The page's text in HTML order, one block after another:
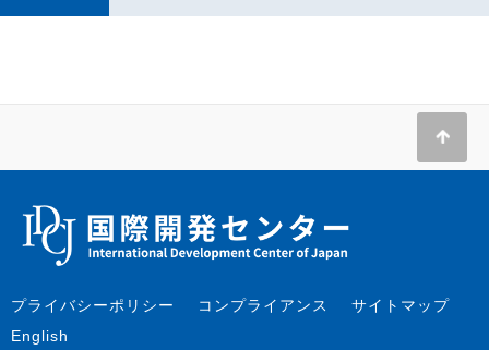
プライバシーポリシー コンプライアンス
サイトマップ
English